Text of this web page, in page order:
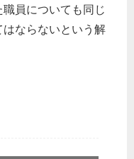
員についても同じ
はならないという解